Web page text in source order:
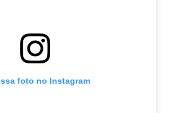
foto no Instagram